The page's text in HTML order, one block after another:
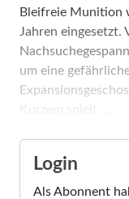
Bleifreie Munition
Jahren eingesetzt.
um eine
Login
Als Abonnent